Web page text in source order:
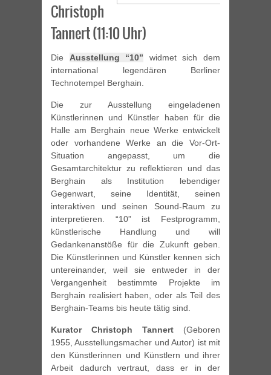
Christoph
Tannert (11:10 Uhr)
Die Ausstellung “10” widmet sich dem
international legendären Berliner
Technotempel Berghain.
Die zur Ausstellung eingeladenen
Künstlerinnen und Künstler haben für die
Halle am Berghain neue Werke entwickelt
oder vorhandene Werke an die Vor-Ort-
Situation angepasst, um die
Gesamtarchitektur zu reflektieren und das
Berghain als Institution lebendiger
Gegenwart, seine Identität, seinen
interaktiven und seinen Sound-Raum zu
interpretieren. “10” ist Festprogramm,
künstlerische Handlung und will
Gedankenanstöße für die Zukunft geben.
Die Künstlerinnen und Künstler kennen sich
untereinander, weil sie entweder in der
Vergangenheit bestimmte Projekte im
Berghain realisiert haben, oder als Teil des
Berghain-Teams bis heute tätig sind.
Kurator Christoph Tannert (Geboren
1955, Ausstellungsmacher und Autor) ist mit
den Künstlerinnen und Künstlern und ihrer
Arbeit dadurch vertraut, dass er in der